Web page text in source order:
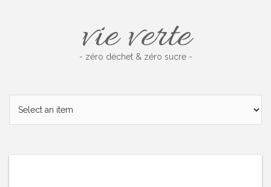
vie verte
- zéro déchet & zéro sucre -